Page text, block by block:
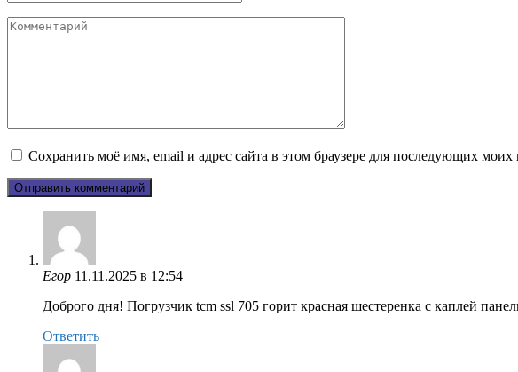
Комментарий
Сохранить моё имя, email и адрес сайта в этом браузере для последующих моих
Егор 11.11.2025 в 12:54
Доброго дня! Погрузчик tcm ssl 705 горит красная шестеренка с каплей
Ответить